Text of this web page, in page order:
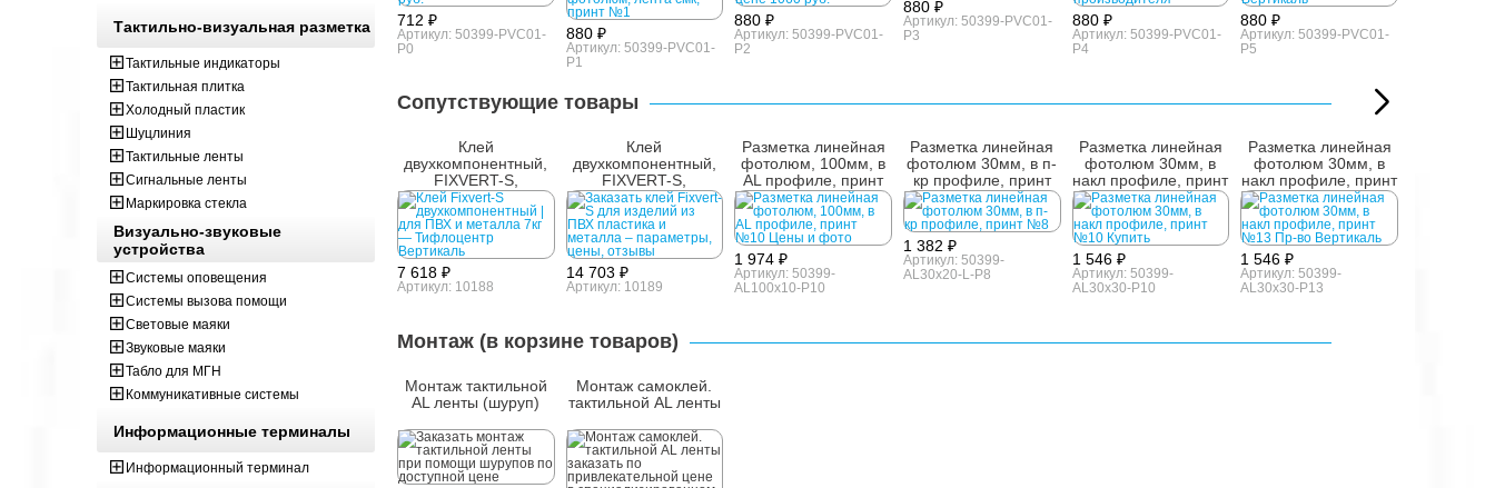
712 ₽
Артикул: 50399-PVC01-
P0
880 ₽
Артикул: 50399-PVC01-
P1
880 ₽
Артикул: 50399-PVC01-
P2
880 ₽
Артикул: 50399-PVC01-
P3
880 ₽
Артикул: 50399-PVC01-
P4
880 ₽
Артикул: 50399-PVC01-
P5
Сопутствующие товары
Клей
двухкомпонентный,
FIXVERT-S,
универсальный, 7 кг
7 618 ₽
Артикул: 10188
Клей
двухкомпонентный,
FIXVERT-S,
универсальный, 14 кг
14 703 ₽
Артикул: 10189
Разметка линейная
фотолюм, 100мм, в
AL профиле, принт
№10
1 974 ₽
Артикул: 50399-
AL100x10-P10
Разметка линейная
фотолюм 30мм, в п-
кр профиле, принт
№8
1 382 ₽
Артикул: 50399-
AL30x20-L-P8
Разметка линейная
фотолюм 30мм, в
накл профиле, принт
№10
1 546 ₽
Артикул: 50399-
AL30x30-P10
Разметка линейная
фотолюм 30мм, в
накл профиле, принт
№13
1 546 ₽
Артикул: 50399-
AL30x30-P13
Монтаж (в корзине товаров)
Монтаж тактильной
AL ленты (шуруп)
Монтаж самоклей.
тактильной AL ленты
Тактильно-визуальная разметка
Тактильные индикаторы
Тактильная плитка
Холодный пластик
Шуцлиния
Тактильные ленты
Сигнальные ленты
Маркировка стекла
Визуально-звуковые
устройства
Системы оповещения
Системы вызова помощи
Световые маяки
Звуковые маяки
Табло для МГН
Коммуникативные системы
Информационные терминалы
Информационный терминал